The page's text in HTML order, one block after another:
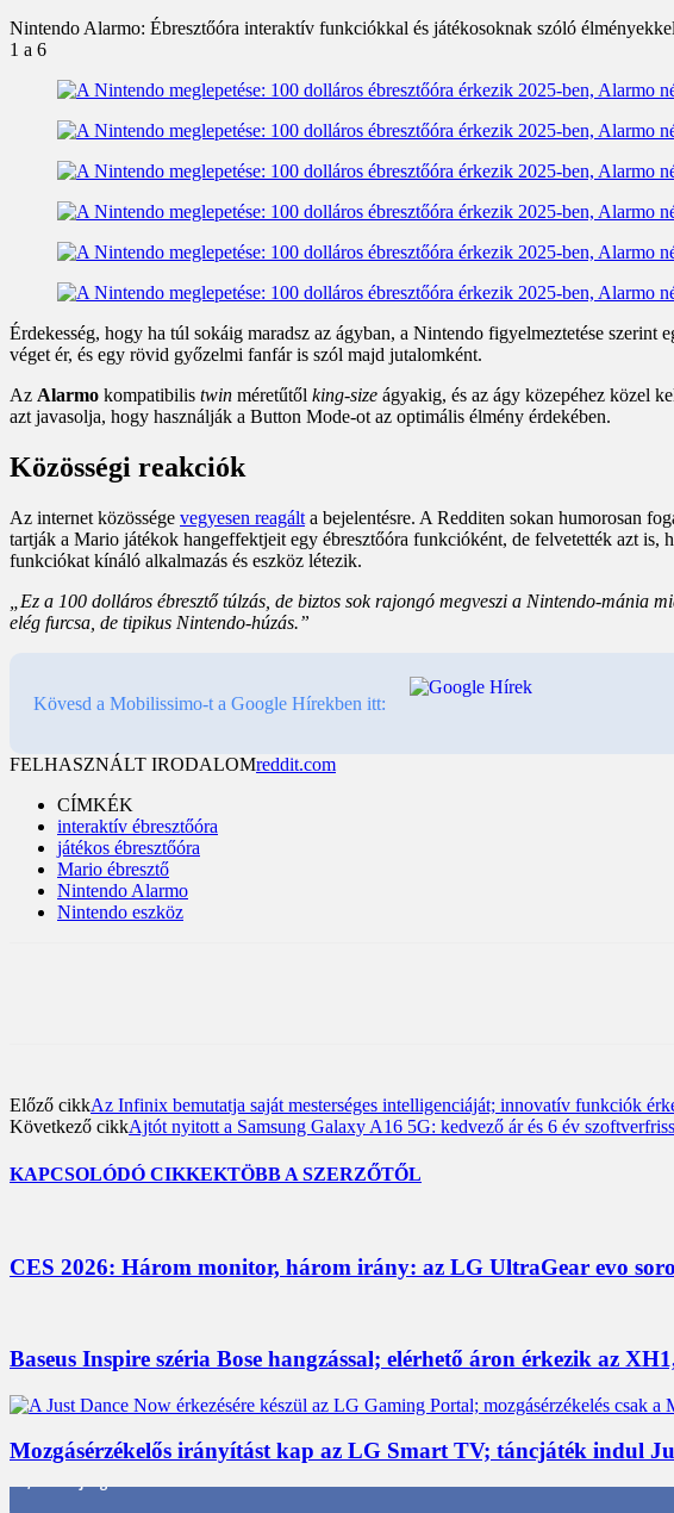
Nintendo Alarmo: Ébresztőóra interaktív funkciókkal és játékosoknak szóló
1 a 6
Érdekesség, hogy ha túl sokáig maradsz az ágyban, a Nintendo figyelmeztetése szerint
véget ér, és egy rövid győzelmi fanfár is szól majd jutalomként.
Az Alarmo kompatibilis twin méretűtől king-size ágyakig, és az ágy közepéhez közel
azt javasolja, hogy használják a Button Mode-ot az optimális élmény érdekében.
Közösségi reakciók
Az internet közössége vegyesen reagált a bejelentésre. A Redditen sokan humorosan
tartják a Mario játékok hangeffektjeit egy ébresztőóra funkcióként, de felvetették azt
funkciókat kínáló alkalmazás és eszköz létezik.
„Ez a 100 dolláros ébresztő túlzás, de biztos sok rajongó megveszi a Nintendo-mánia
elég furcsa, de tipikus Nintendo-húzás.”
Kövesd a Mobilissimo-t a Google Hírekben itt:
FELHASZNÁLT IRODALOMreddit.com
CÍMKÉK
interaktív ébresztőóra
játékos ébresztőóra
Mario ébresztő
Nintendo Alarmo
Nintendo eszköz
Előző cikkAz Infinix bemutatja saját mesterséges intelligenciáját; innovatív funkciók
Következő cikkAjtót nyitott a Samsung Galaxy A16 5G: kedvező ár és 6 év
KAPCSOLÓDÓ CIKKEKTÖBB A SZERZŐTŐL
CES 2026: Három monitor, három irány: az LG UltraGear evo
Baseus Inspire széria Bose hangzással; elérhető áron érkezik az
Mozgásérzékelős irányítást kap az LG Smart TV; táncjáték indul